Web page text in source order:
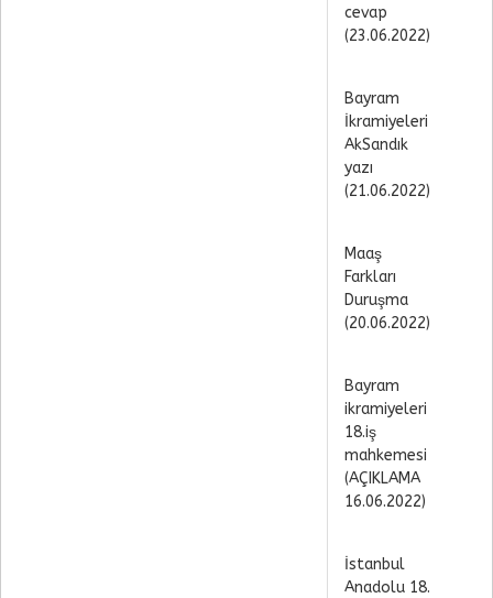
cevap
(23.06.2022)
Bayram
İkramiyeleri
AkSandık
yazı
(21.06.2022)
Maaş
Farkları
Duruşma
(20.06.2022)
Bayram
ikramiyeleri
18.iş
mahkemesi
(AÇIKLAMA
16.06.2022)
İstanbul
Anadolu 18.